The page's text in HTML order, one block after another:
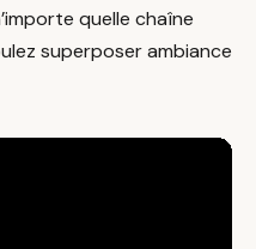
quelle chaîne
superposer ambiance